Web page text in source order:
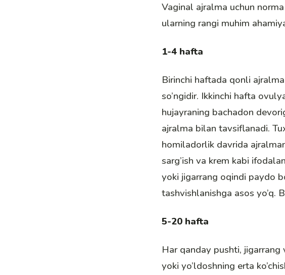
Vaginal ajralma uchun
ularning rangi muhim
1-4 hafta
Birinchi haftada qonli
so’ngidir. Ikkinchi hafta
hujayraning bachadon
ajralma bilan tavsiflanadi.
homiladorlik davrida
sarg’ish va krem kabi
yoki jigarrang oqindi paydo
tashvishlanishga asos yo’q.
5-20 hafta
Har qanday pushti, jigarrang
yoki yo’ldoshning erta